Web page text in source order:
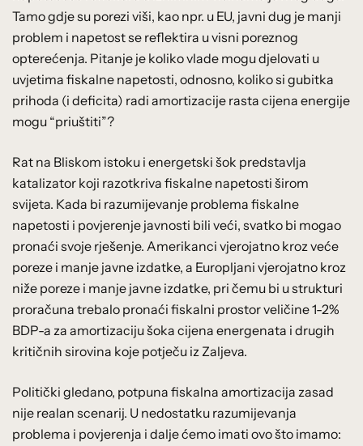
Tamo gdje su porezi viši, kao npr. u EU, javni dug je manji
problem i napetost se reflektira u visni poreznog
opterećenja. Pitanje je koliko vlade mogu djelovati u
uvjetima fiskalne napetosti, odnosno, koliko si gubitka
prihoda (i deficita) radi amortizacije rasta cijena energije
mogu “priuštiti”?
Rat na Bliskom istoku i energetski šok predstavlja
katalizator koji razotkriva fiskalne napetosti širom
svijeta. Kada bi razumijevanje problema fiskalne
napetosti i povjerenje javnosti bili veći, svatko bi mogao
pronaći svoje rješenje. Amerikanci vjerojatno kroz veće
poreze i manje javne izdatke, a Europljani vjerojatno kroz
niže poreze i manje javne izdatke, pri čemu bi u strukturi
proračuna trebalo pronaći fiskalni prostor veličine 1-2%
BDP-a za amortizaciju šoka cijena energenata i drugih
kritičnih sirovina koje potječu iz Zaljeva.
Politički gledano, potpuna fiskalna amortizacija zasad
nije realan scenarij. U nedostatku razumijevanja
problema i povjerenja i dalje ćemo imati ovo što imamo: